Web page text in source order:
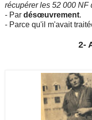
récupérer les 52 000 NF
- Par désœuvrement.
- Parce qu'il m'avait
2-